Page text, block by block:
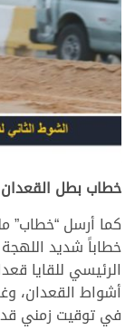
خطاب بطل القعدان
كما أرسل “خطاب”
خطاباً شديد
الرئيسي للقايا
أشواط القعدان،
في توقيت زمني قدره 6.07.81